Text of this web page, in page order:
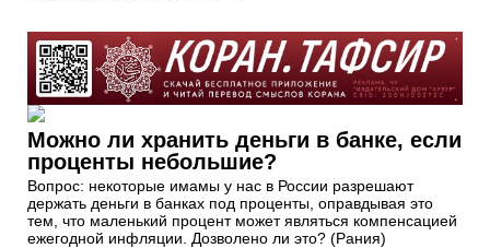
Можно ли хранить деньги в банке, если
проценты небольшие?
Вопрос: некоторые имамы у нас в России разрешают
держать деньги в банках под проценты, оправдывая это
тем, что маленький процент может являться компенсацией
ежегодной инфляции. Дозволено ли это? (Рания)